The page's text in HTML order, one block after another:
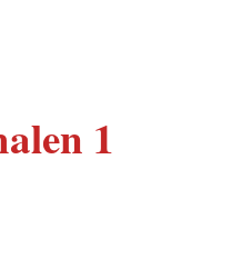
1